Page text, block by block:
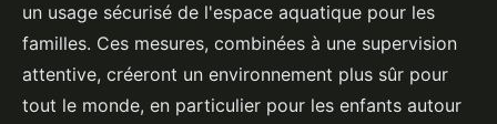
un usage sécurisé de l'espace aquatique pour les
familles. Ces mesures, combinées à une supervision
attentive, créeront un environnement plus sûr pour
tout le monde, en particulier pour les enfants autour